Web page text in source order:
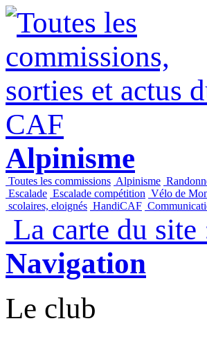
Alpinisme
Toutes les commissions Alpinisme
Escalade Escalade compétition Vélo de
scolaires, eloignés HandiCAF
La carte du site
Navigation
Le club